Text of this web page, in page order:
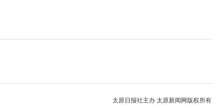
太原日报社主办 太原新闻网版权所有